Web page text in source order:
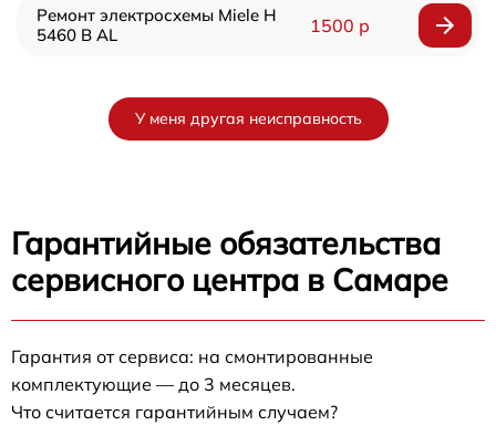
Ремонт электросхемы Miele H
5460 B AL
1500 р
У меня другая неисправность
Гарантийные обязательства
сервисного центра в Самаре
Гарантия от сервиса: на смонтированные
комплектующие — до 3 месяцев.
Что считается гарантийным случаем?